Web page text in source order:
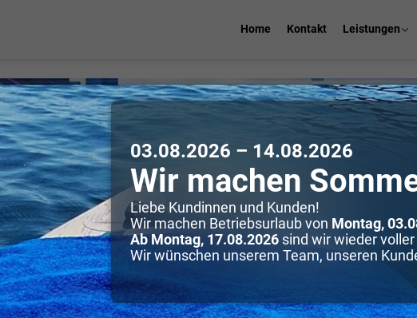
Home Kontakt Leistungen
03.08.2026 – 14.08.2026
Wir machen
Liebe Kundinnen und Kunden!
Wir machen Betriebsurlaub von Montag,
Ab Montag, 17.08.2026 sind wir wieder
Wir wünschen unserem Team, unseren